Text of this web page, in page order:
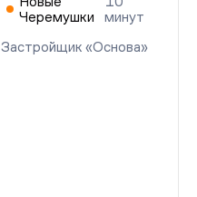
Черемушки
минут
Застройщик «Основа»